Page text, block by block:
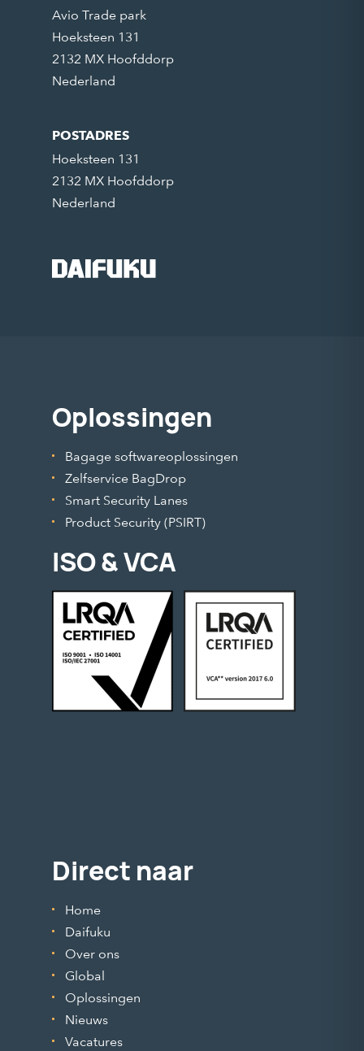
Avio Trade park
Hoeksteen 131
2132 MX Hoofddorp
Nederland
POSTADRES
Hoeksteen 131
2132 MX Hoofddorp
Nederland
Oplossingen
Bagage softwareoplossingen
Zelfservice BagDrop
Smart Security Lanes
Product Security (PSIRT)
ISO & VCA
Direct naar
Home
Daifuku
Over ons
Global
Oplossingen
Nieuws
Vacatures